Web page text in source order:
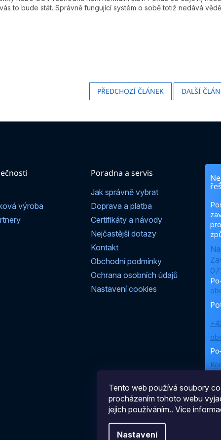
Tento web používá soubory
procházením tohoto webu
jejich používáním.. Více
Nastavení
to bude stát. Správně fungující systém o sobě totiž nedává
PŘEDCHOZÍ ČLÁNEK DALŠÍ
výroba
Poradna a servis
Jak správně vybrat
Doprava a platba
Certifikáty a návody
Nejčastější dotazy
Kontakt
Obchodní podmínky
Ochrana osobních údajů
Nastavení cookies